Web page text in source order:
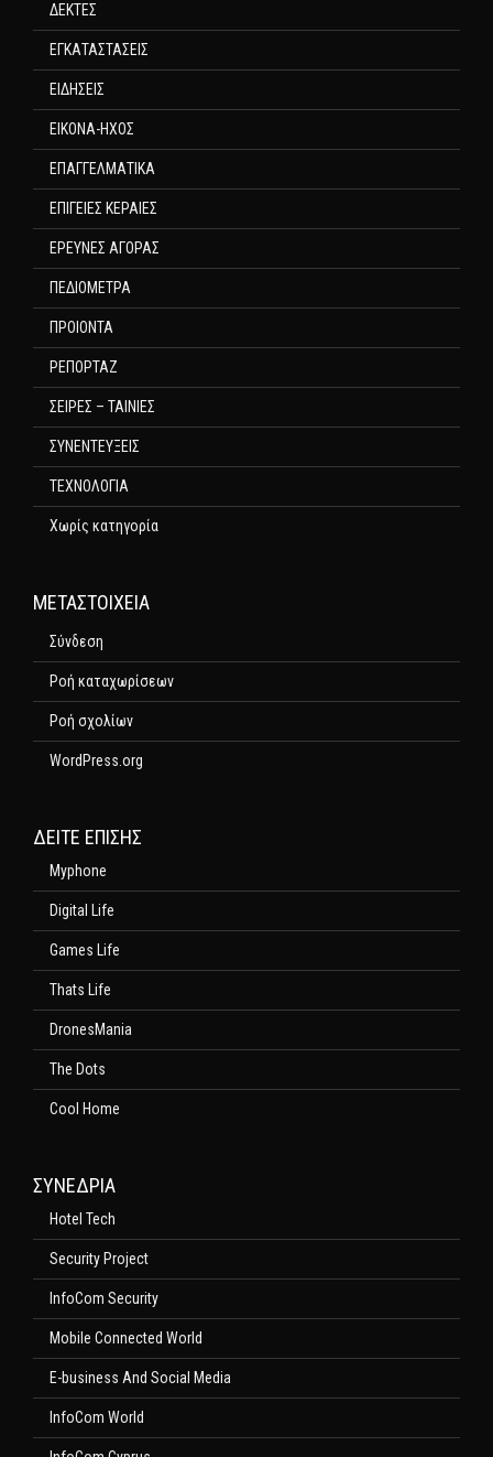
ΔΕΚΤΕΣ
ΕΓΚΑΤΑΣΤΑΣΕΙΣ
ΕΙΔΗΣΕΙΣ
ΕΙΚΟΝΑ-ΗΧΟΣ
ΕΠΑΓΓΕΛΜΑΤΙΚΑ
ΕΠΙΓΕΙΕΣ ΚΕΡΑΙΕΣ
ΕΡΕΥΝΕΣ ΑΓΟΡΑΣ
ΠΕΔΙΟΜΕΤΡΑ
ΠΡΟΙΟΝΤΑ
ΡΕΠΟΡΤΑΖ
ΣΕΙΡΕΣ – ΤΑΙΝΙΕΣ
ΣΥΝΕΝΤΕΥΞΕΙΣ
ΤΕΧΝΟΛΟΓΙΑ
Χωρίς κατηγορία
ΜΕΤΑΣΤΟΙΧΕΊΑ
Σύνδεση
Ροή καταχωρίσεων
Ροή σχολίων
WordPress.org
ΔΕΊΤΕ ΕΠΊΣΗΣ
Myphone
Digital Life
Games Life
Thats Life
DronesMania
The Dots
Cool Home
ΣΥΝΕΔΡΙΑ
Hotel Tech
Security Project
InfoCom Security
Mobile Connected World
E-business And Social Media
InfoCom World